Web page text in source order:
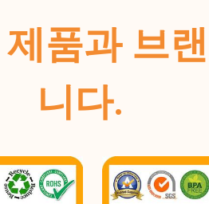
품과 브
니다.